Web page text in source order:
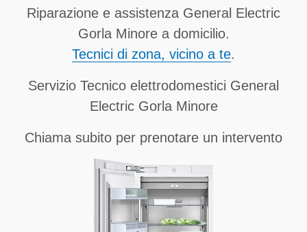
Riparazione e assistenza General Electric
Gorla Minore a domicilio.
Tecnici di zona, vicino a te.
Servizio Tecnico elettrodomestici General
Electric Gorla Minore
Chiama subito per prenotare un intervento